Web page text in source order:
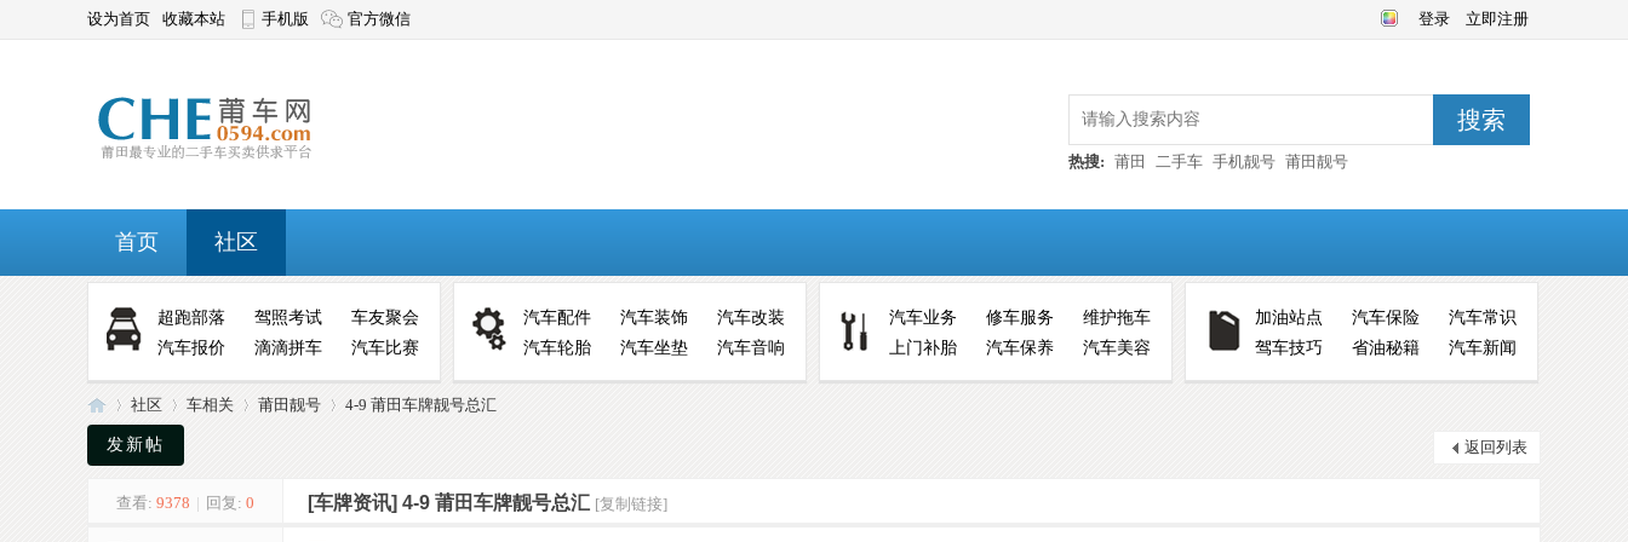
设为首页 收藏本站 手机版 官方微信 登录 立即注册
搜索
热搜: 莆田 二手车 手机靓号 莆田靓号
首页 社区
超跑部落 驾照考试
车友聚会
汽车报价
滴滴拼车 汽车比赛
汽车配件 汽车装饰
汽车改装
汽车轮胎
汽车坐垫 汽车音响
汽车业务 修车服务
维护拖车
上门补胎
汽车保养 汽车美容
加油站点 汽车保险
汽车常识
驾车技巧
省油秘籍 汽车新闻
社区
›
车相关
›
莆田靓号
›
4-9 莆田车牌靓号总汇
返回列表
发新帖
查看: 9378 | 回复: 0 [车牌资讯] 4-9 莆田车牌靓号总汇 [复制链接]